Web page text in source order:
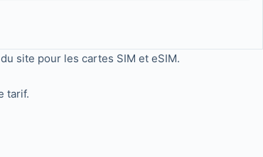
site pour les cartes SIM et eSIM.
tarif.